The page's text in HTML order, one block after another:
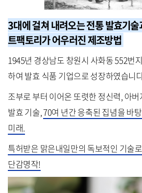
3대에 걸쳐 내려오는 전통 발효기
트팩토리가 어우러진 제조방법
1945년 경상남도 창원시 사화동 552번
하여 발효 식품 기업으로 성장하였습니
조부로 부터 이어온 또렷한 정신력, 아
발효 기술,70여 년간 응축된 집념을 바
미래.
특허받은 맑은내일만의 독보적인 기술
단감명작!